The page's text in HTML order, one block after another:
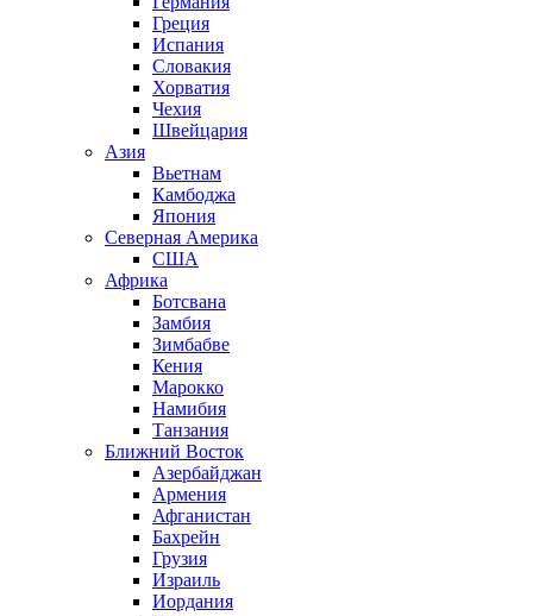
Греция
Испания
Словакия
Хорватия
Чехия
Швейцария
Азия
Вьетнам
Камбоджа
Япония
Северная Америка
США
Африка
Ботсвана
Замбия
Зимбабве
Кения
Марокко
Намибия
Танзания
Ближний Восток
Азербайджан
Армения
Афганистан
Бахрейн
Грузия
Израиль
Иордания